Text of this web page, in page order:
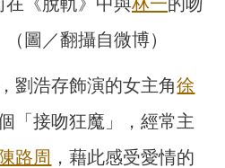
《脫軌》中與林一的吻
圖／翻攝自微博）
劉浩存飾演的女主角徐
「接吻狂魔」，經常主
陳路周 ，藉此感受愛情的